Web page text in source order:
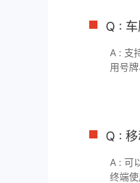
Q :
A : 支
用号
Q :
A : 可
终端